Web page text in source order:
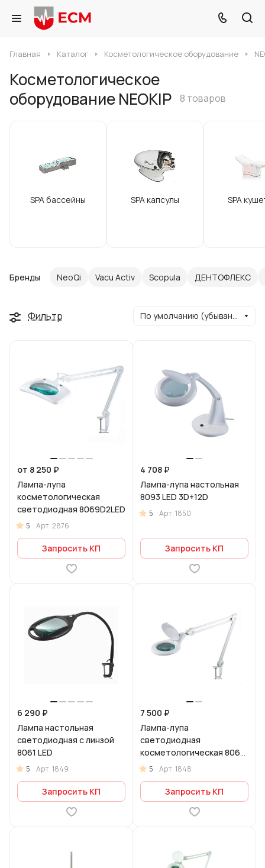
Главная Каталог Косметологическое оборудование
Косметологическое
оборудование NEOKIP
8 товаров
SPA бассейны SPA капсулы SPA
Бренды NeoQi Vacu Activ Scopula ДЕНТОФЛЕКС
Фильтр По умолчанию (убывание)
от 8 250 ₽
Лампа-лупа
косметологическая
светодиодная 8069D2LED
5 Арт.2876
Запросить КП
4 708 ₽
Лампа-лупа настольная
8093 LED 3D+12D
5 Арт.1850
Запросить КП
6 290 ₽
Лампа настольная
светодиодная с линзой
8061 LED
5 Арт.1849
Запросить КП
7 500 ₽
Лампа-лупа
светодиодная
косметологическая 8066
LED-5D
5 Арт.1848
Запросить КП